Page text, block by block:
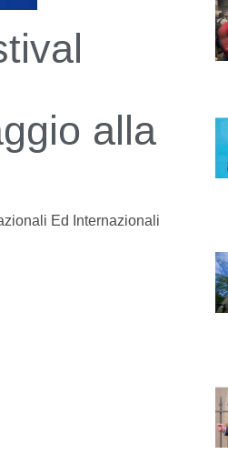
alla
Ed Internazionali